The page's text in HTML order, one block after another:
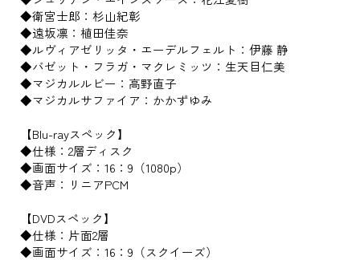
◆衛宮士郎：杉山紀彰
◆遠坂凛：植田佳奈
◆ルヴィアゼリッタ・エーデルフェルト：伊藤 静
◆バゼット・フラガ・マクレミッツ：生天目仁美
◆マジカルルビー：高野直子
◆マジカルサファイア：かかずゆみ
【Blu-rayスペック】
◆仕様：2層ディスク
◆画面サイズ：16：9（1080p）
◆音声：リニアPCM
【DVDスペック】
◆仕様：片面2層
◆画面サイズ：16：9（スクイーズ）